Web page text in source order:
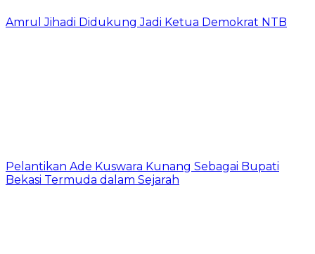
Amrul Jihadi Didukung Jadi Ketua Demokrat NTB
Pelantikan Ade Kuswara Kunang Sebagai Bupati
Bekasi Termuda dalam Sejarah